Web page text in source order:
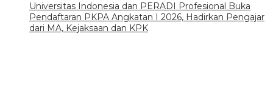
Universitas Indonesia dan PERADI Profesional Buka
Pendaftaran PKPA Angkatan I 2026, Hadirkan Pengajar
dari MA, Kejaksaan dan KPK